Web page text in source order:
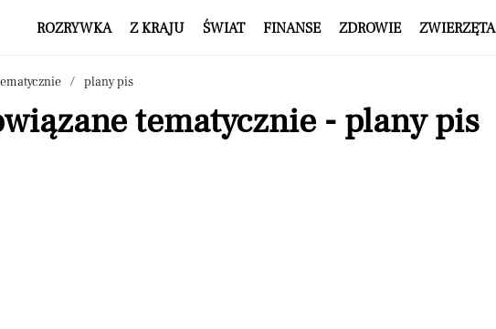
ROZRYWKA Z KRAJU ŚWIAT FINANSE ZDROWIE ZWIERZĘTA
plany pis
tematycznie - plany pis